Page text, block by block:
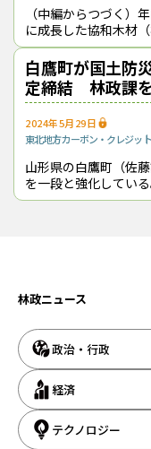
（中編からつづく）
に成長した協和木材
産品目）をムク（無
ォー）材へと拡大し
白鷹町が国土防
定締結 林政課
取り組み強化
2024年5月29日
東北地方カーボン・クレジット
山形県の白鷹町（佐
を一段と強化してい
設して業務執行体制
林政ニュース
政治・行政
経済
テクノロジー